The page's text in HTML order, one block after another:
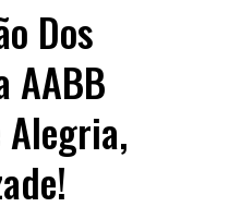
Dos
AABB